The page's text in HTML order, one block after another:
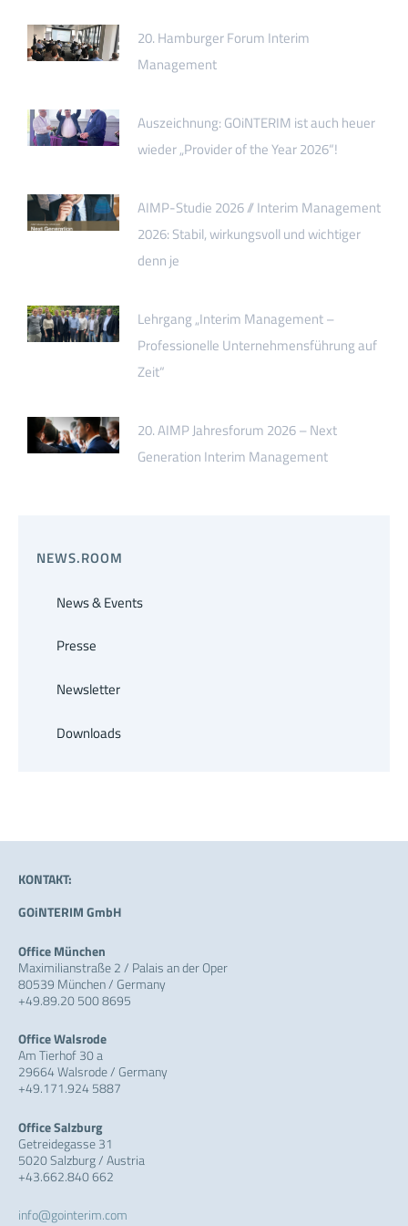
20. Hamburger Forum Interim
Management
Auszeichnung: GOiNTERIM ist auch heuer
wieder „Provider of the Year 2026“!
AIMP-Studie 2026 // Interim Management
2026: Stabil, wirkungsvoll und wichtiger
denn je
Lehrgang „Interim Management –
Professionelle Unternehmensführung auf
Zeit“
20. AIMP Jahresforum 2026 – Next
Generation Interim Management
NEWS.ROOM
News & Events
Presse
Newsletter
Downloads
KONTAKT:
GOiNTERIM GmbH
Office München
Maximilianstraße 2 / Palais an der Oper
80539 München / Germany
+49.89.20 500 8695
Office Walsrode
Am Tierhof 30 a
29664 Walsrode / Germany
+49.171.924 5887
Office Salzburg
Getreidegasse 31
5020 Salzburg / Austria
+43.662.840 662
info@gointerim.com